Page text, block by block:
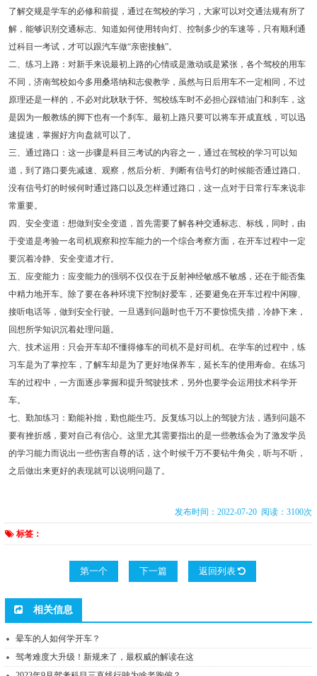
了解交规是学车的必修和前提，通过在驾校的学习，大家可以对交通法规有所了
解，能够识别交通标志、知道如何使用转向灯、控制多少的车速等，只有顺利通
过科目一考试，才可以跟汽车做“亲密接触”。
二、练习上路：对新手来说最初上路的心情或是激动或是紧张，各个驾校的用车
不同，济南驾校如今多用桑塔纳和志俊教学，虽然与日后用车不一定相同，不过
原理还是一样的，不必对此耿耿于怀。驾校练车时不必担心踩错油门和刹车，这
是因为一般教练的脚下也有一个刹车。最初上路只要可以将车开成直线，可以迅
速提速，掌握好方向盘就可以了。
三、通过路口：这一步骤是科目三考试的内容之一，通过在驾校的学习可以知
道，到了路口要先减速、观察，然后分析、判断有信号灯的时候能否通过路口、
没有信号灯的时候何时通过路口以及怎样通过路口，这一点对于日常行车来说非
常重要。
四、安全变道：想做到安全变道，首先需要了解各种交通标志、标线，同时，由
于变道是考验一名司机观察和控车能力的一个综合考察方面，在开车过程中一定
要沉着冷静、安全变道才行。
五、应变能力：应变能力的强弱不仅仅在于反射神经敏感不敏感，还在于能否集
中精力地开车。除了要在各种环境下控制好爱车，还要避免在开车过程中闲聊、
接听电话等，做到安全行驶。一旦遇到问题时也千万不要惊慌失措，冷静下来，
回想所学知识沉着处理问题。
六、技术运用：只会开车却不懂得修车的司机不是好司机。在学车的过程中，练
习车是为了掌控车，了解车却是为了更好地保养车，延长车的使用寿命。在练习
车的过程中，一方面逐步掌握和提升驾驶技术，另外也要学会运用技术科学开
车。
七、勤加练习：勤能补拙，勤也能生巧。反复练习以上的驾驶方法，遇到问题不
要有挫折感，要对自己有信心。这里尤其需要指出的是一些教练会为了激发学员
的学习能力而说出一些伤害自尊的话，这个时候千万不要钻牛角尖，听与不听，
之后做出来更好的表现就可以说明问题了。
发布时间：2022-07-20 阅读：3100次
标签：
第一个 下一篇 返回列表
相关信息
晕车的人如何学开车？
驾考难度大升级！新规来了，最权威的解读在这